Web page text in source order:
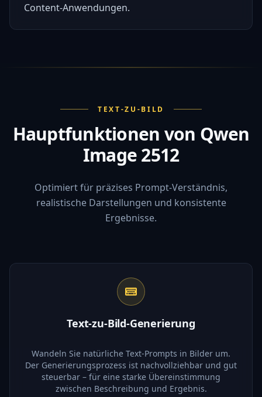
Content-Anwendungen.
TEXT-ZU-BILD
Hauptfunktionen von Qwen
Image 2512
Optimiert für präzises Prompt-Verständnis,
realistische Darstellungen und konsistente
Ergebnisse.
Text-zu-Bild-Generierung
Wandeln Sie natürliche Text-Prompts in Bilder um.
Der Generierungsprozess ist nachvollziehbar und gut
steuerbar – für eine starke Übereinstimmung
zwischen Beschreibung und Ergebnis.